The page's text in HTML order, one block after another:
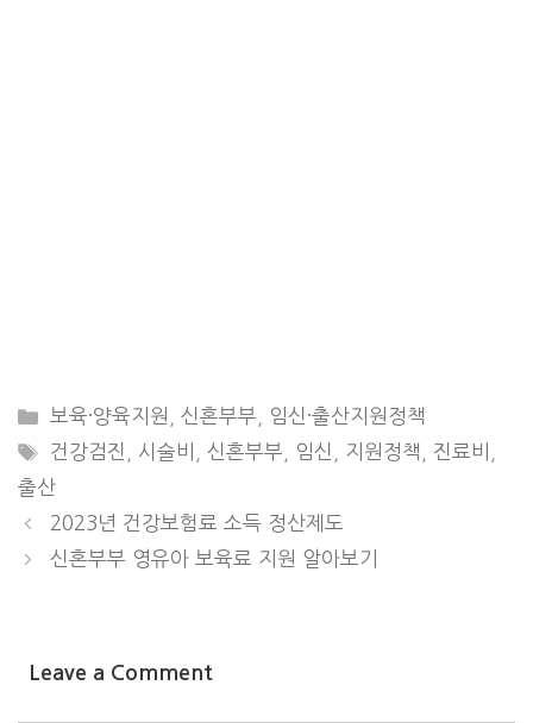
CATEGORIES
보육·양육지원 ,신혼부부
임신·출산지원정책
TAGS
건강검진 시술비 ,신혼부부 임신 지원정책 진료비
출산
2023년 건강보험료 소득 정산제도
신혼부부 영유아 보육료 지원 알아보기
Leave a Comment